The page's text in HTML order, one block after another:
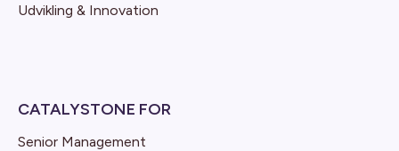
Udvikling & Innovation
CATALYSTONE FOR
Senior Management